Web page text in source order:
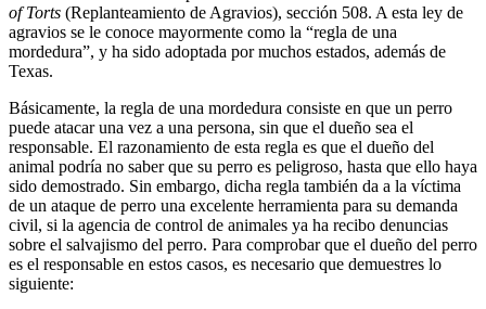
of Torts (Replanteamiento de Agravios), sección 508. A esta ley de
agravios se le conoce mayormente como la “regla de una
mordedura”, y ha sido adoptada por muchos estados, además de
Texas.
Básicamente, la regla de una mordedura consiste en que un perro
puede atacar una vez a una persona, sin que el dueño sea el
responsable. El razonamiento de esta regla es que el dueño del
animal podría no saber que su perro es peligroso, hasta que ello haya
sido demostrado. Sin embargo, dicha regla también da a la víctima
de un ataque de perro una excelente herramienta para su demanda
civil, si la agencia de control de animales ya ha recibo denuncias
sobre el salvajismo del perro. Para comprobar que el dueño del perro
es el responsable en estos casos, es necesario que demuestres lo
siguiente: